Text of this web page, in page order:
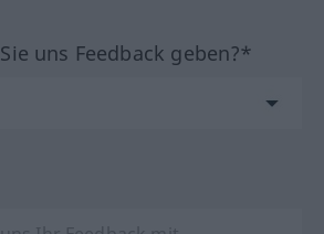
uns Feedback geben?*